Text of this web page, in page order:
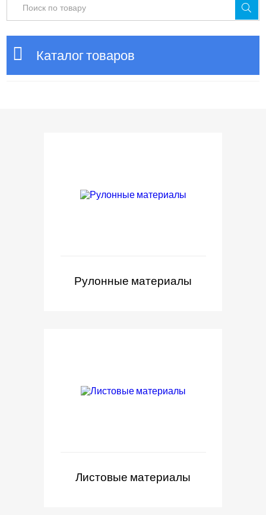
Каталог товаров
Рулонные материалы
Листовые материалы